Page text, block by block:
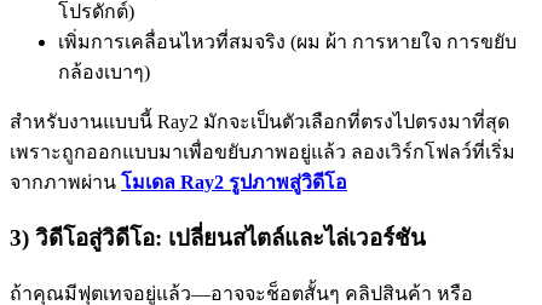
โปรดักต์)
เพิ่มการเคลื่อนไหวที่สมจริง (ผม ผ้า การหายใจ การขยับ
กล้องเบาๆ)
สำหรับงานแบบนี้ Ray2 มักจะเป็นตัวเลือกที่ตรงไปตรงมาที่สุด
เพราะถูกออกแบบมาเพื่อขยับภาพอยู่แล้ว ลองเวิร์กโฟลว์ที่เริ่ม
จากภาพผ่าน โมเดล Ray2 รูปภาพสู่วิดีโอ
3) วิดีโอสู่วิดีโอ: เปลี่ยนสไตล์และไล่เวอร์ชัน
ถ้าคุณมีฟุตเทจอยู่แล้ว—อาจจะช็อตสั้นๆ คลิปสินค้า หรือ